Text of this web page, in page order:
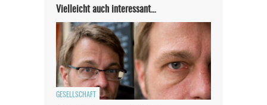
Paypal - danke@meinesuedstadt.de
JETZT SPENDEN Schon erledigt!
Vielleicht auch interessant…
GESELLSCHAFT